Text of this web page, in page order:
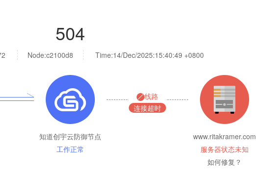
504
Node:c2100d8 Time:14/Dec/2025:15:40:49 +0800
知道创宇云防御节点
工作正常
线路
连接超时
www.ritakramer.com
服务器状态未知
如何修复？